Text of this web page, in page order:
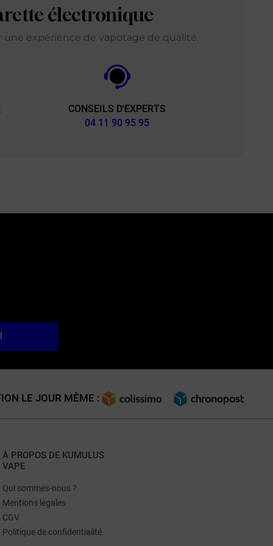
électronique
expérience de vapotage de qualité.
CONSEILS D'EXPERTS
04 11 90 95 95
LE JOUR MÊME :
À PROPOS DE KUMULUS
VAPE
Qui sommes-nous ?
Mentions légales
CGV
Politique de confidentialité